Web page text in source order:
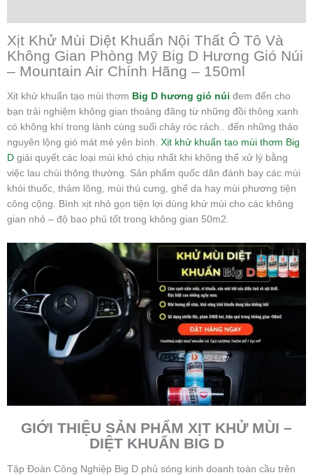
Xịt Khử Mùi Diệt Khuẩn Nội Thất Ô Tô Và
Không Gian Phòng Mỹ Big D Hương Gió Núi
– Mountain Air Chính Hãng – 150ml
Xịt khử khuẩn tạo mùi thơm Big D hương gió núi đem đến cho
bạn trải nghiệm không gian thoáng đãng từ những đồi thông xanh
có không khí trong lành cùng suối chảy róc rách.. đến những thảo
nguyên lộng gió mát mẻ yên bình. Xịt khử khuẩn tạo mùi thơm Big
D giải quyết các loại mùi khó chịu nhất khi không thể xử lý bằng
việc lau chùi thông thường. Sản phẩm quốc dân đánh bay các mùi
khói thuốc, thảm lông, mùi thú cưng, ghế da hay mùi phương tiện
công cộng. Bình xịt nhỏ gọn tiện lợi dùng khử mùi cho các không
gian nhỏ – độ bao phủ tốt trong không gian 50m2.
GIỚI THIỆU SẢN PHẨM XỊT KHỬ MÙI –
DIỆT KHUẨN BIG D
Tập Đoàn Công Nghiệp Big D phủ sóng kinh doanh toàn cầu trên